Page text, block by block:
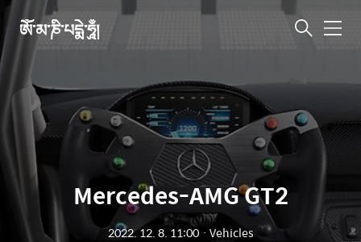
ཨོཾ་མ་ཎི་པདྨེ་ཧཱུྃ། 메
Mercedes-AMG GT2
2022. 12. 8. 11:00ㆍ Vehicles